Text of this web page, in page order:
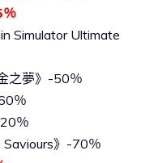
％
Simulator Ultimate
之夢》-50％
％
％
Saviours》-70％